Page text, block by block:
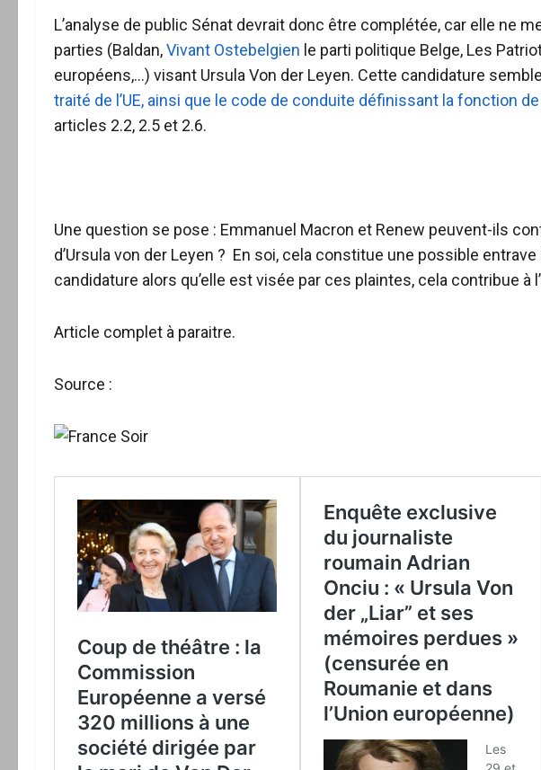
L’analyse de public Sénat devrait donc être complétée, car elle ne
parties (Baldan,Vivant Ostebelgien le parti politique Belge, Les
européens,…) visant Ursula Von der Leyen. Cette candidature
traité de l’UE, ainsi que le code de conduite définissant la fonction
articles 2.2, 2.5 et 2.6.
Une question se pose : Emmanuel Macron et Renew peuvent-ils
d’Ursula von der Leyen ? En soi, cela constitue une possible entrave
candidature alors qu’elle est visée par ces plaintes, cela contribue à
Article complet à paraitre.
Source :